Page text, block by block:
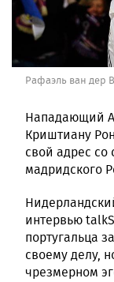
Рафаэль ван дер
Нападающий
Криштиану
свой адрес
мадридского
интервью
португальца
своему делу,
чрезмерном